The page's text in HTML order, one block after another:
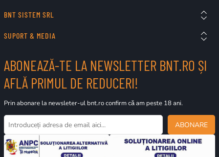
BNT SISTEM SRL
SUPORT & MEDIA
ABONEAZĂ-TE LA NEWSLETTER BNT.RO ȘI
AFLĂ PRIMUL DE REDUCERI!
Prin abonare la newsleter-ul bnt.ro confirm că am peste 18 ani.
ABONARE